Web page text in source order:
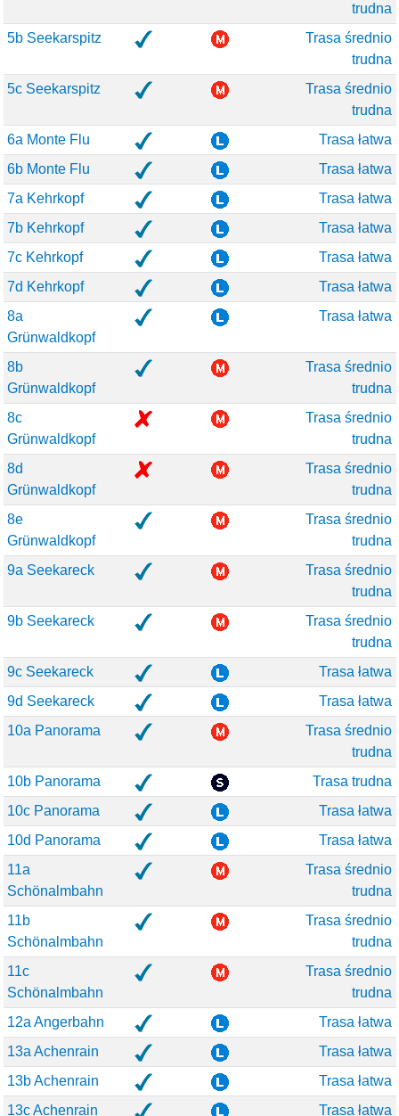
trudna
5b Seekarspitz
Trasa średnio
trudna
5c Seekarspitz
Trasa średnio
trudna
6a Monte Flu
Trasa łatwa
6b Monte Flu
Trasa łatwa
7a Kehrkopf
Trasa łatwa
7b Kehrkopf
Trasa łatwa
7c Kehrkopf
Trasa łatwa
7d Kehrkopf
Trasa łatwa
8a
Grünwaldkopf
Trasa łatwa
8b
Grünwaldkopf
Trasa średnio
trudna
8c
Grünwaldkopf
Trasa średnio
trudna
8d
Grünwaldkopf
Trasa średnio
trudna
8e
Grünwaldkopf
Trasa średnio
trudna
9a Seekareck
Trasa średnio
trudna
9b Seekareck
Trasa średnio
trudna
9c Seekareck
Trasa łatwa
9d Seekareck
Trasa łatwa
10a Panorama
Trasa średnio
trudna
10b Panorama
Trasa trudna
10c Panorama
Trasa łatwa
10d Panorama
Trasa łatwa
11a
Schönalmbahn
Trasa średnio
trudna
11b
Schönalmbahn
Trasa średnio
trudna
11c
Schönalmbahn
Trasa średnio
trudna
12a Angerbahn
Trasa łatwa
13a Achenrain
Trasa łatwa
13b Achenrain
Trasa łatwa
13c Achenrain
Trasa łatwa